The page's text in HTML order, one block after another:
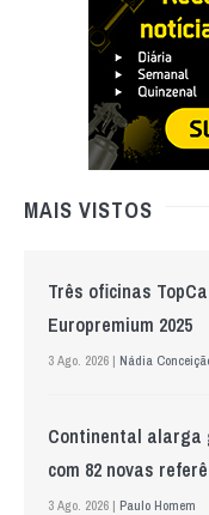
MAIS VISTOS
Três oficinas
Europremium 2025
3 Ago. 2026 | Nádia
Continental alarga
com 82 novas
3 Ago. 2026 | Paulo Homem